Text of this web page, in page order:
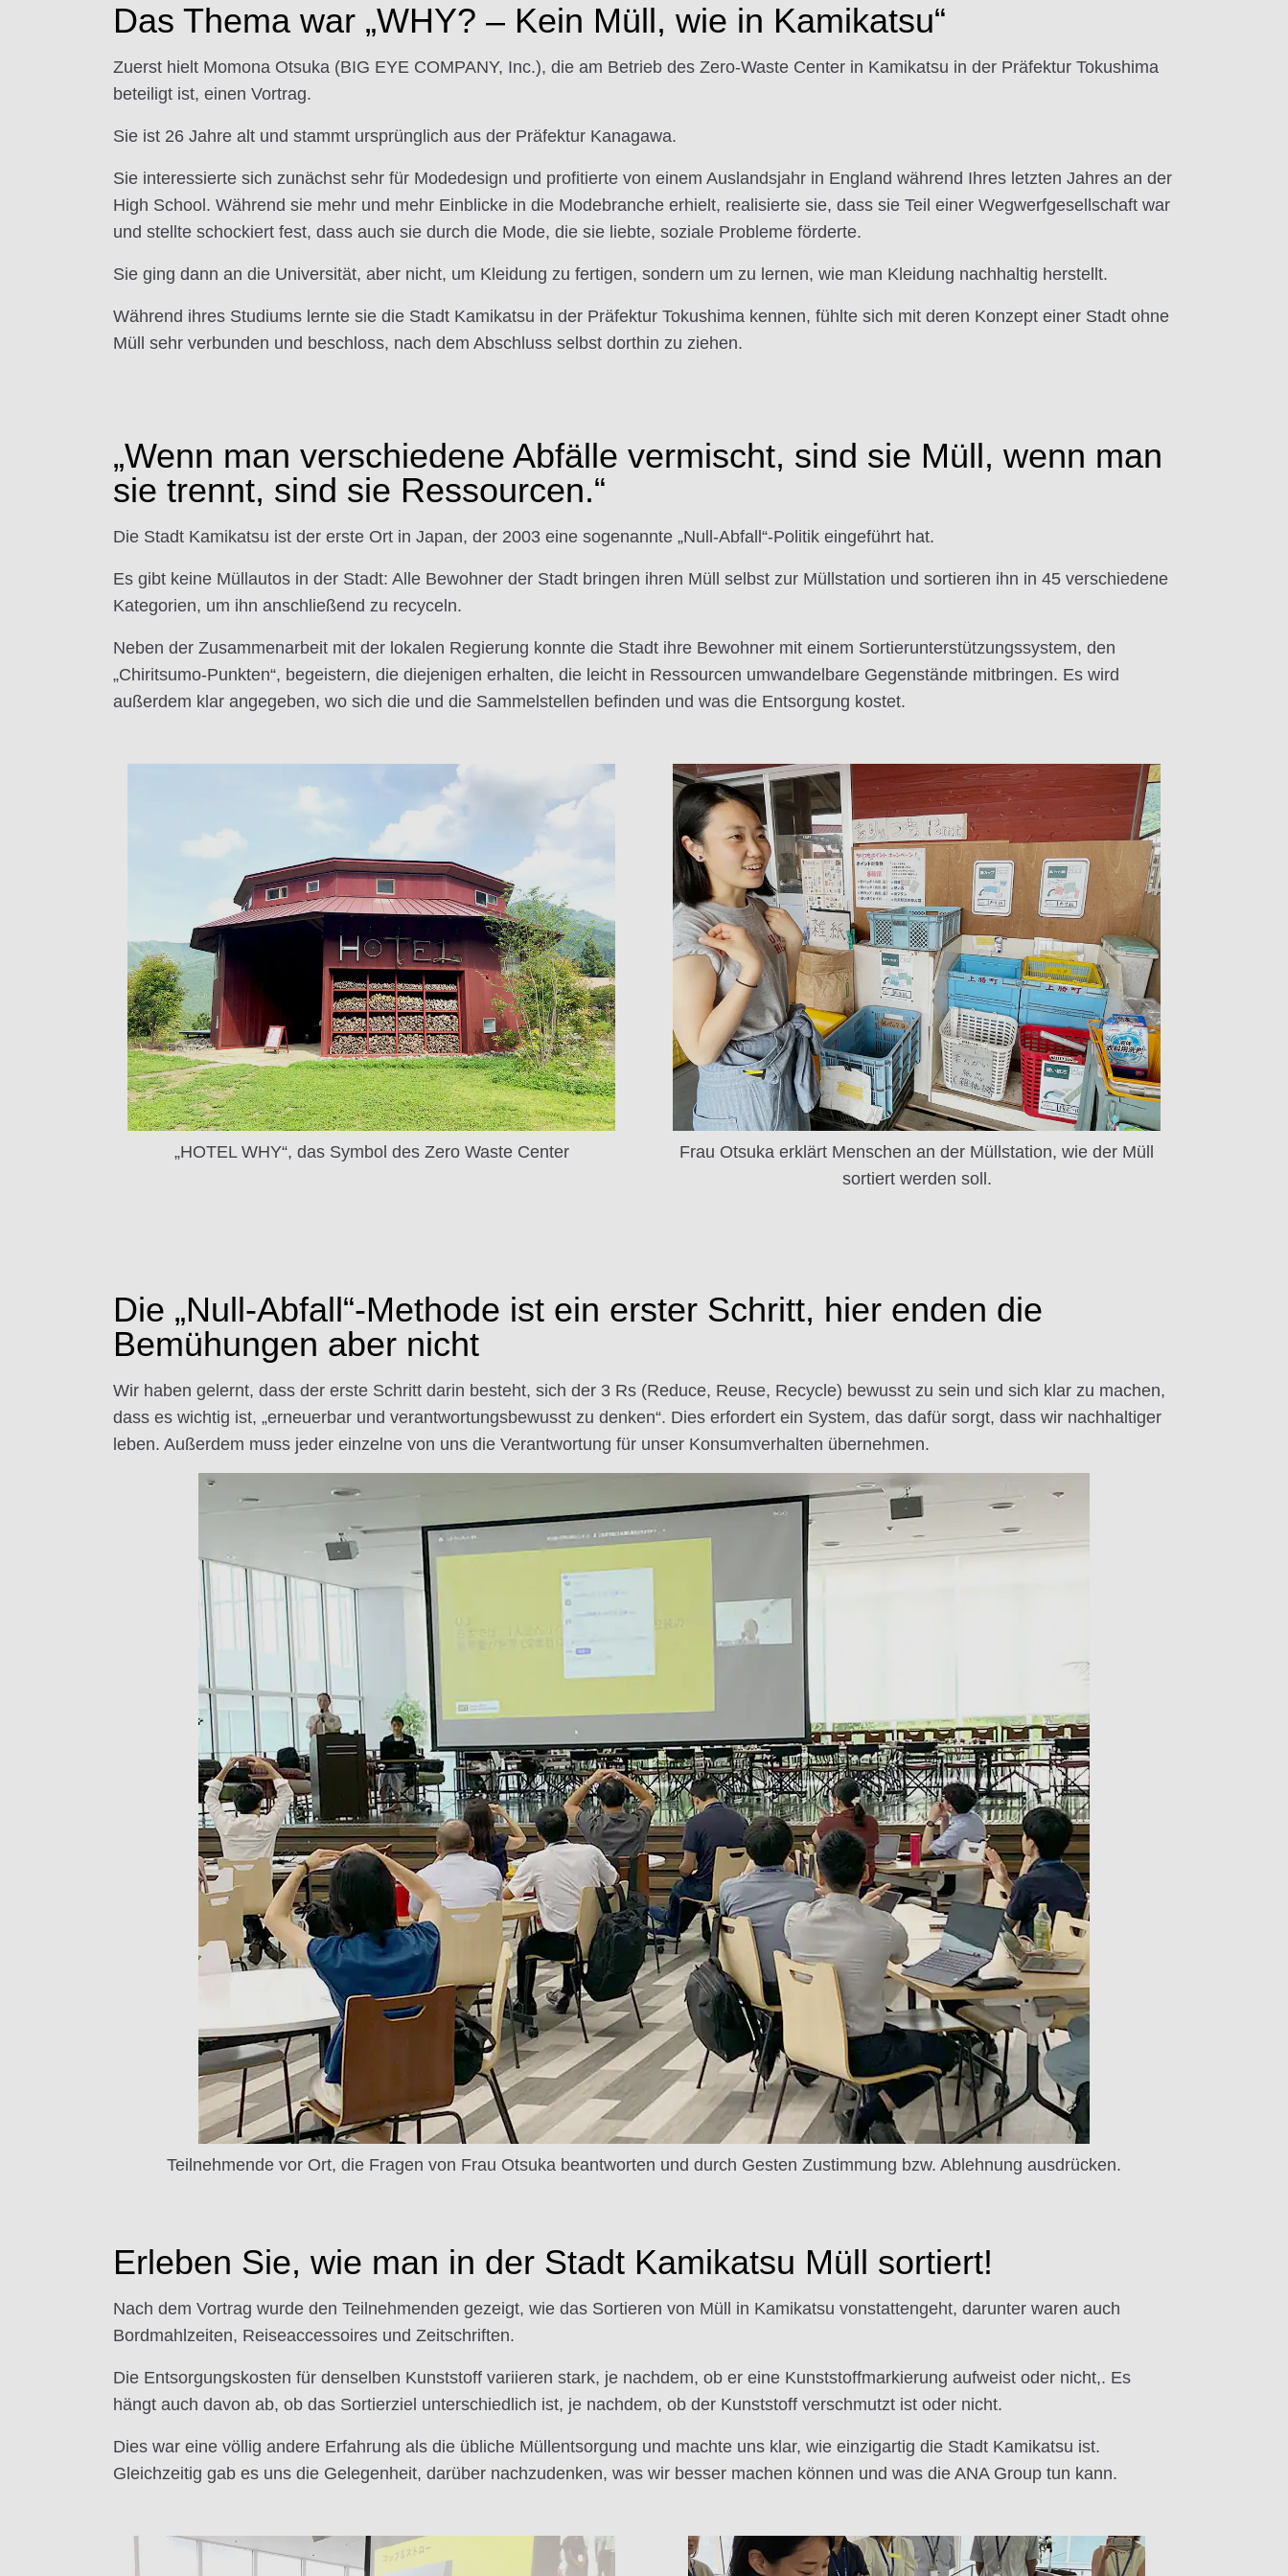
Das Thema war „WHY? – Kein Müll, wie in Kamikatsu“
Zuerst hielt Momona Otsuka (BIG EYE COMPANY, Inc.), die am Betrieb des Zero-Waste Center in Kamikatsu in der Präfektur Tokushima
beteiligt ist, einen Vortrag.
Sie ist 26 Jahre alt und stammt ursprünglich aus der Präfektur Kanagawa.
Sie interessierte sich zunächst sehr für Modedesign und profitierte von einem Auslandsjahr in England während Ihres letzten Jahres an der
High School. Während sie mehr und mehr Einblicke in die Modebranche erhielt, realisierte sie, dass sie Teil einer Wegwerfgesellschaft war
und stellte schockiert fest, dass auch sie durch die Mode, die sie liebte, soziale Probleme förderte.
Sie ging dann an die Universität, aber nicht, um Kleidung zu fertigen, sondern um zu lernen, wie man Kleidung nachhaltig herstellt.
Während ihres Studiums lernte sie die Stadt Kamikatsu in der Präfektur Tokushima kennen, fühlte sich mit deren Konzept einer Stadt ohne
Müll sehr verbunden und beschloss, nach dem Abschluss selbst dorthin zu ziehen.
„Wenn man verschiedene Abfälle vermischt, sind sie Müll, wenn man
sie trennt, sind sie Ressourcen.“
Die Stadt Kamikatsu ist der erste Ort in Japan, der 2003 eine sogenannte „Null-Abfall“-Politik eingeführt hat.
Es gibt keine Müllautos in der Stadt: Alle Bewohner der Stadt bringen ihren Müll selbst zur Müllstation und sortieren ihn in 45 verschiedene
Kategorien, um ihn anschließend zu recyceln.
Neben der Zusammenarbeit mit der lokalen Regierung konnte die Stadt ihre Bewohner mit einem Sortierunterstützungssystem, den
„Chiritsumo-Punkten“, begeistern, die diejenigen erhalten, die leicht in Ressourcen umwandelbare Gegenstände mitbringen. Es wird
außerdem klar angegeben, wo sich die und die Sammelstellen befinden und was die Entsorgung kostet.
„HOTEL WHY“, das Symbol des Zero Waste Center
Frau Otsuka erklärt Menschen an der Müllstation, wie der Müll
sortiert werden soll.
Die „Null-Abfall“-Methode ist ein erster Schritt, hier enden die
Bemühungen aber nicht
Wir haben gelernt, dass der erste Schritt darin besteht, sich der 3 Rs (Reduce, Reuse, Recycle) bewusst zu sein und sich klar zu machen,
dass es wichtig ist, „erneuerbar und verantwortungsbewusst zu denken“. Dies erfordert ein System, das dafür sorgt, dass wir nachhaltiger
leben. Außerdem muss jeder einzelne von uns die Verantwortung für unser Konsumverhalten übernehmen.
Teilnehmende vor Ort, die Fragen von Frau Otsuka beantworten und durch Gesten Zustimmung bzw. Ablehnung ausdrücken.
Erleben Sie, wie man in der Stadt Kamikatsu Müll sortiert!
Nach dem Vortrag wurde den Teilnehmenden gezeigt, wie das Sortieren von Müll in Kamikatsu vonstattengeht, darunter waren auch
Bordmahlzeiten, Reiseaccessoires und Zeitschriften.
Die Entsorgungskosten für denselben Kunststoff variieren stark, je nachdem, ob er eine Kunststoffmarkierung aufweist oder nicht,. Es
hängt auch davon ab, ob das Sortierziel unterschiedlich ist, je nachdem, ob der Kunststoff verschmutzt ist oder nicht.
Dies war eine völlig andere Erfahrung als die übliche Müllentsorgung und machte uns klar, wie einzigartig die Stadt Kamikatsu ist.
Gleichzeitig gab es uns die Gelegenheit, darüber nachzudenken, was wir besser machen können und was die ANA Group tun kann.